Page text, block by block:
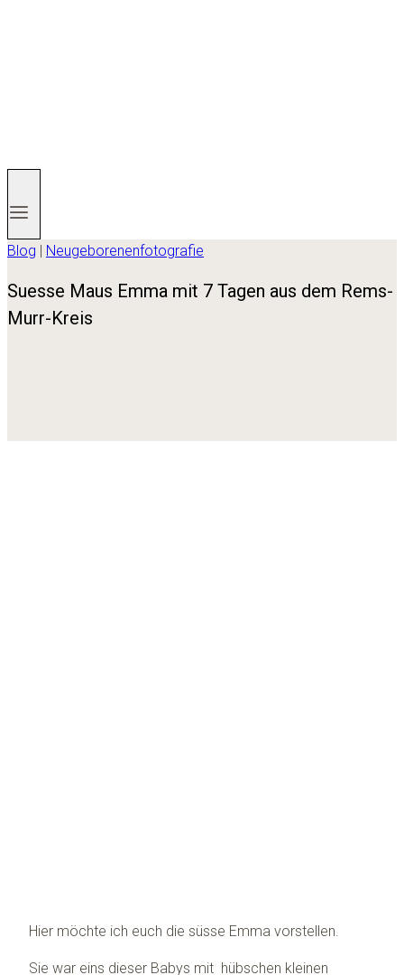
Blog Neugeborenenfotografie
Suesse Maus Emma mit 7 Tagen aus dem Rems-
Murr-Kreis
Hier möchte ich euch die süsse Emma vorstellen.
Sie war eins dieser Babys mit hübschen kleinen